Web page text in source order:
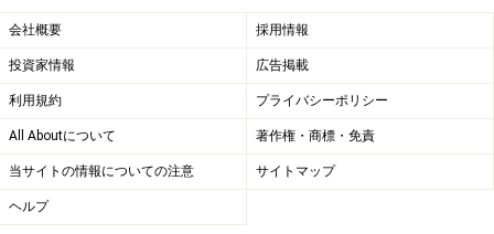
会社概要 採用情報
投資家情報 広告掲載
利用規約 プライバシーポリシー
All Aboutについて 著作権・商標・免責
当サイトの情報についての注意 サイトマップ
ヘルプ